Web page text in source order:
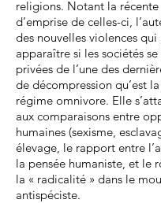
religions. Notant la
d’emprise de celles-ci,
des nouvelles violences
apparaître si les sociétés
privées de l’une des
de décompression qu’est
régime omnivore. Elle
aux comparaisons entre
humaines (sexisme,
élevage, le rapport entre
la pensée humaniste, et le
la « radicalité » dans le
antispéciste.